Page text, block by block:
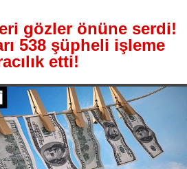
gözler önüne serdi!
538 şüpheli işleme
etti!